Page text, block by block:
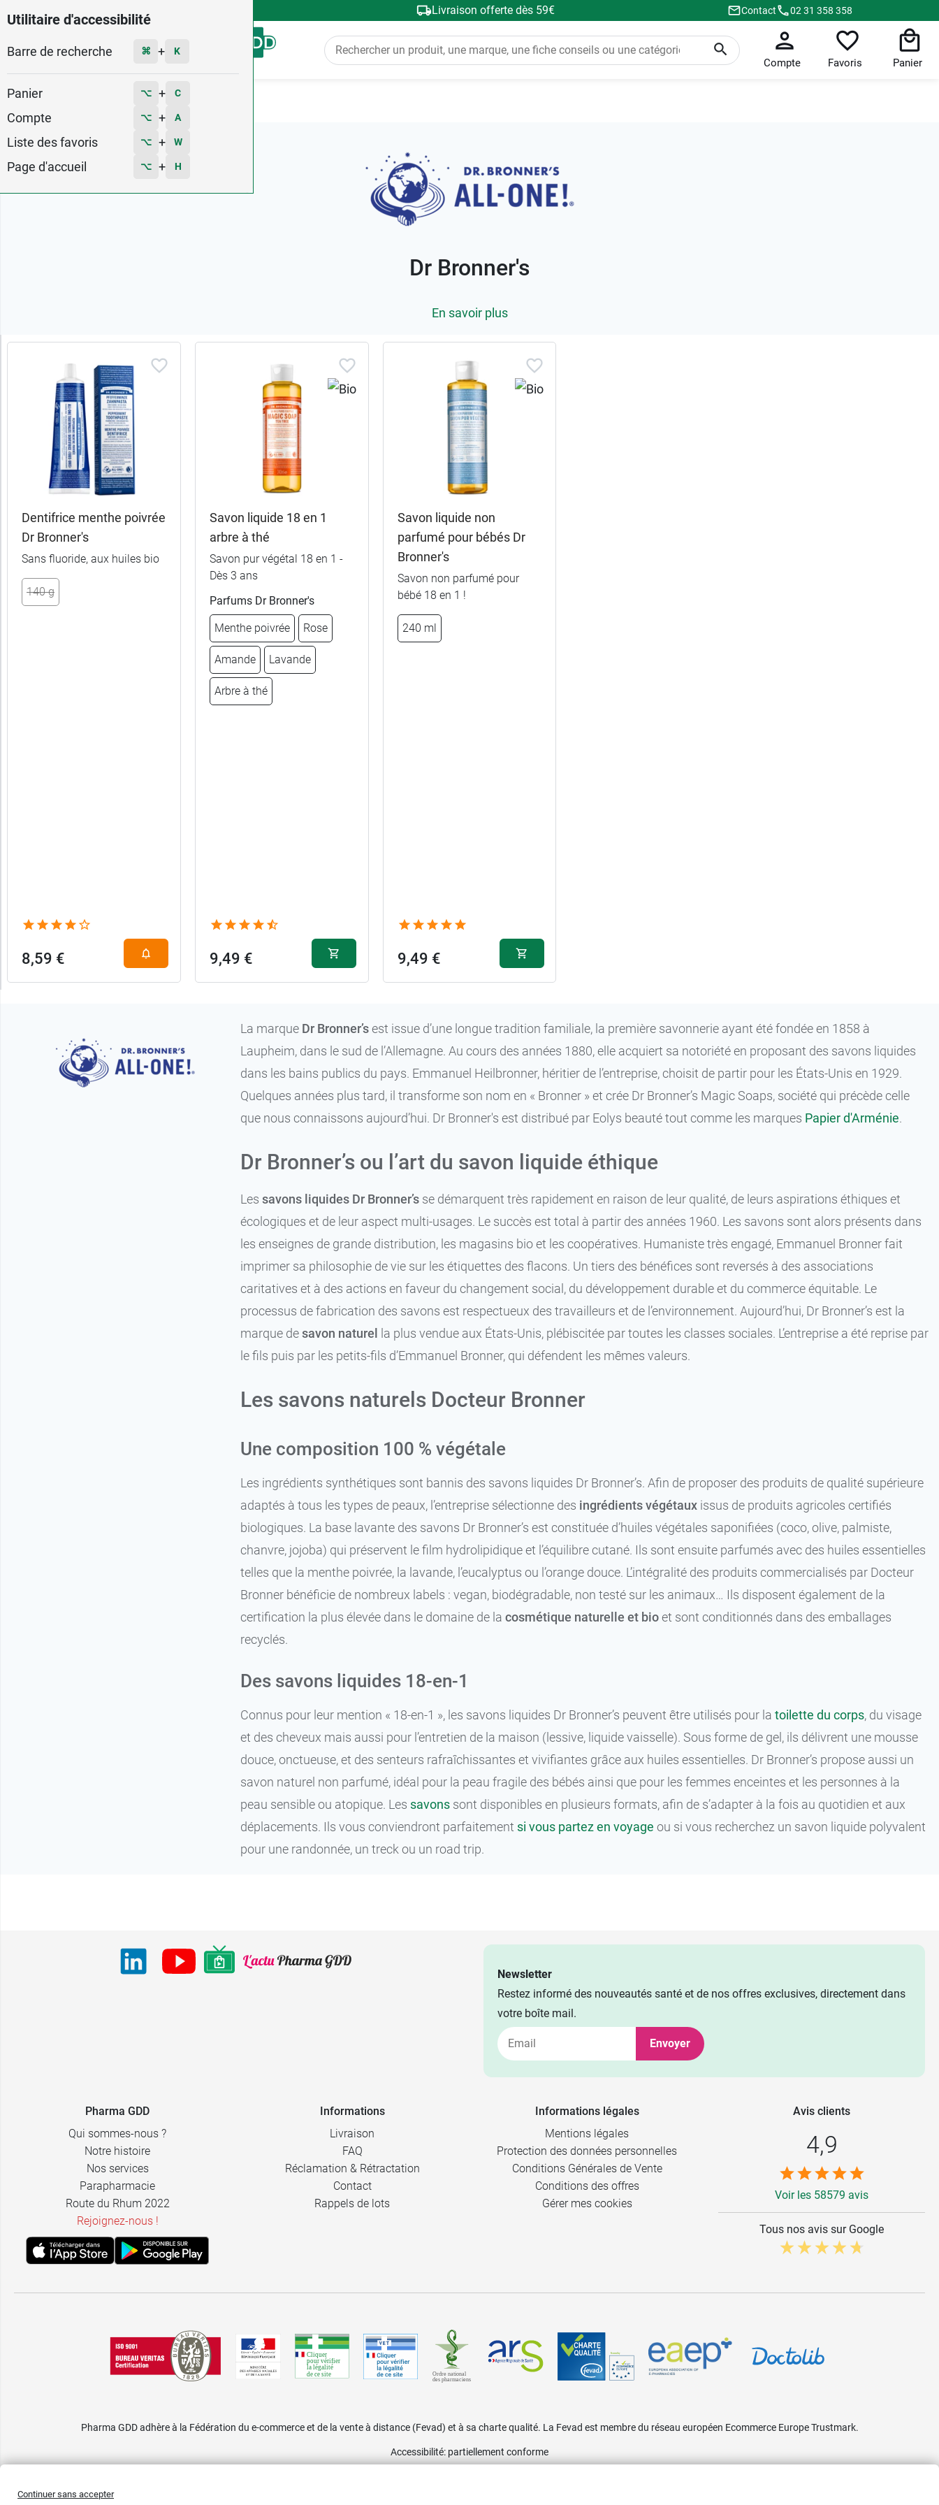
Utilitaire d'accessibilité
Barre de recherche ⌘ + K
Panier ⌥ + C
Compte ⌥ + A
Liste des favoris ⌥ + W
Page d'accueil ⌥ + H
Livraison offerte dès 59€ Contact 02 31 358 358
Menu
Compte Favoris Panier
Dr Bronner's
En savoir plus
Par défaut
Catégories
Dentifrice menthe poivrée
Dr Bronner's
Sans fluoride, aux huiles bio
140 g
8,59 €
Savon liquide 18 en 1
arbre à thé
Savon pur végétal 18 en 1 -
Dès 3 ans
Parfums Dr Bronner's
Menthe poivrée Rose
Amande Lavande
Arbre à thé
9,49 €
9,49 €
9,49 €
9,49 €
9,49 €
Savon liquide non
parfumé pour bébés Dr
Bronner's
Savon non parfumé pour
bébé 18 en 1 !
240 ml
9,49 €
La marque Dr Bronner’sest issue d’une longue tradition familiale, la première savonnerie ayant été fondée en 1858 à
Laupheim, dans le sud de l’Allemagne. Au cours des années 1880, elle acquiert sa notoriété en proposant des savons liquides
dans les bains publics du pays. Emmanuel Heilbronner, héritier de l’entreprise, choisit de partir pour les États-Unis en 1929.
Quelques années plus tard, il transforme son nom en « Bronner » et crée Dr Bronner’s Magic Soaps, société qui précède celle
que nous connaissons aujourd’hui. Dr Bronner's est distribué par Eolys beauté tout comme les marques Papier d'Arménie.
Dr Bronner’s ou l’art du savon liquide éthique
Les savons liquides Dr Bronner’sse démarquent très rapidement en raison de leur qualité, de leurs aspirations éthiques et
écologiques et de leur aspect multi-usages. Le succès est total à partir des années 1960. Les savons sont alors présents dans
les enseignes de grande distribution, les magasins bio et les coopératives. Humaniste très engagé, Emmanuel Bronner fait
imprimer sa philosophie de vie sur les étiquettes des flacons. Un tiers des bénéfices sont reversés à des associations
caritatives et à des actions en faveur du changement social, du développement durable et du commerce équitable. Le
processus de fabrication des savons est respectueux des travailleurs et de l’environnement. Aujourd’hui, Dr Bronner’s est la
marque desavon naturel
la plus vendue aux États-Unis, plébiscitée par toutes les classes sociales. L’entreprise a été reprise par
le fils puis par les petits-fils d’Emmanuel Bronner, qui défendent les mêmes valeurs.
Les savons naturels Docteur Bronner
Une composition 100 % végétale
Les ingrédients synthétiques sont bannis des savons liquides Dr Bronner’s. Afin de proposer des produits de qualité supérieure
adaptés à tous les types de peaux, l’entreprise sélectionne des ingrédients végétauxissus de produits agricoles certifiés
biologiques. La base lavante des savons Dr Bronner’s est constituée d’huiles végétales saponifiées (coco, olive, palmiste,
chanvre, jojoba) qui préservent le film hydrolipidique et l’équilibre cutané. Ils sont ensuite parfumés avec des huiles essentielles
telles que la menthe poivrée, la lavande, l’eucalyptus ou l’orange douce. L’intégralité des produits commercialisés par Docteur
Bronner bénéficie de nombreux labels : vegan, biodégradable, non testé sur les animaux… Ils disposent également de la
certification la plus élevée dans le domaine de la cosmétique naturelle et bioet sont conditionnés dans des emballages
recyclés.
Des savons liquides 18-en-1
Connus pour leur mention « 18-en-1 », les savons liquides Dr Bronner’s peuvent être utilisés pour la toilette du corps, du visage
et des cheveux mais aussi pour l’entretien de la maison (lessive, liquide vaisselle). Sous forme de gel, ils délivrent une mousse
douce, onctueuse, et des senteurs rafraîchissantes et vivifiantes grâce aux huiles essentielles. Dr Bronner’s propose aussi un
savon naturel non parfumé, idéal pour la peau fragile des bébés ainsi que pour les femmes enceintes et les personnes à la
peau sensible ou atopique. Les savonssont disponibles en plusieurs formats, afin de s’adapter à la fois au quotidien et aux
déplacements. Ils vous conviendront parfaitement si vous partez en voyage ou si vous recherchez un savon liquide polyvalent
pour une randonnée, un treck ou un road trip.
Newsletter
Restez informé des nouveautés santé et de nos offres exclusives, directement dans
votre boîte mail.
Envoyer
Pharma GDD
Qui sommes-nous ?
Notre histoire
Nos services
Parapharmacie
Route du Rhum 2022
Rejoignez-nous !
Informations
Livraison
FAQ
Réclamation & Rétractation
Contact
Rappels de lots
Informations légales
Mentions légales
Protection des données personnelles
Conditions Générales de Vente
Conditions des offres
Gérer mes cookies
Avis clients
4,9
Voir les 58579 avis
Tous nos avis sur Google
Pharma GDD adhère à la Fédération du e-commerce et de la vente à distance (Fevad) et à sa charte qualité. La Fevad est membre du réseau européen Ecommerce Europe Trustmark.
Accessibilité: partiellement conforme
Continuer sans accepter